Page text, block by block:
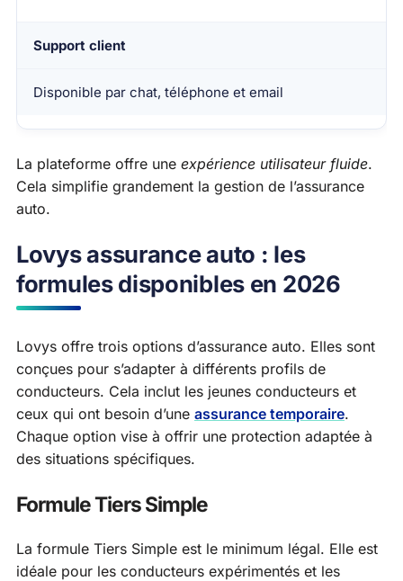
Support client
Disponible par chat, téléphone et email
La plateforme offre une expérience utilisateur fluide.
Cela simplifie grandement la gestion de l’assurance
auto.
Lovys assurance auto : les
formules disponibles en 2026
Lovys offre trois options d’assurance auto. Elles sont
conçues pour s’adapter à différents profils de
conducteurs. Cela inclut les jeunes conducteurs et
ceux qui ont besoin d’une assurance temporaire.
Chaque option vise à offrir une protection adaptée à
des situations spécifiques.
Formule Tiers Simple
La formule Tiers Simple est le minimum légal. Elle est
idéale pour les conducteurs expérimentés et les